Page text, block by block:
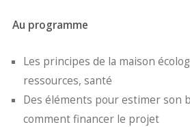
Au programme
Les principes de la maison
ressources, santé
Des éléments pour estimer son
comment financer le projet